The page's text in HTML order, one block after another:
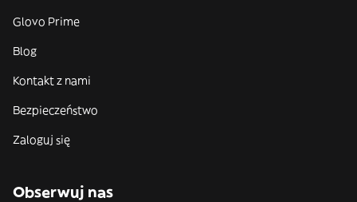
Glovo Prime
Blog
Kontakt z nami
Bezpieczeństwo
Zaloguj się
Obserwuj nas